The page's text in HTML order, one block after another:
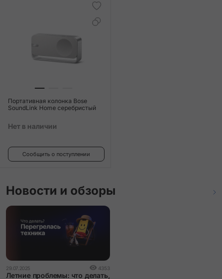
Портативная колонка Bose
SoundLink Home серебристый
Нет в наличии
Сообщить о поступлении
Новости и обзоры
29.07.2025 4353
Летние проблемы: что делать,